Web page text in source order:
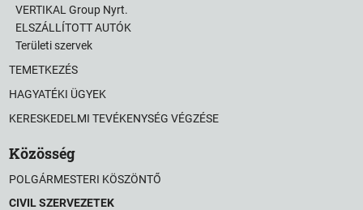
VERTIKAL Group Nyrt.
ELSZÁLLÍTOTT AUTÓK
Területi szervek
TEMETKEZÉS
HAGYATÉKI ÜGYEK
KERESKEDELMI TEVÉKENYSÉG VÉGZÉSE
Közösség
POLGÁRMESTERI KÖSZÖNTŐ
CIVIL SZERVEZETEK